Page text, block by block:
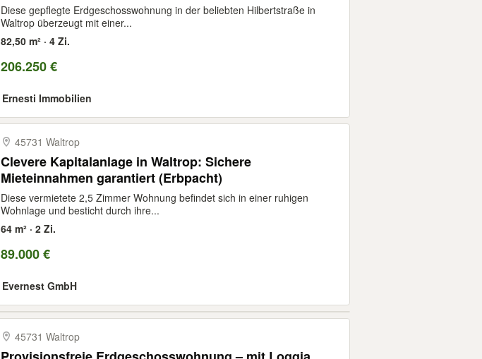
Diese gepflegte Erdgeschosswohnung in der beliebten Hilbertstraße in
Waltrop überzeugt mit einer...
82,50 m² · 4 Zi.
206.250 €
Ernesti Immobilien
45731 Waltrop
Clevere Kapitalanlage in Waltrop: Sichere
Mieteinnahmen garantiert (Erbpacht)
Diese vermietete 2,5 Zimmer Wohnung befindet sich in einer ruhigen
Wohnlage und besticht durch ihre...
64 m² · 2 Zi.
89.000 €
Evernest GmbH
45731 Waltrop